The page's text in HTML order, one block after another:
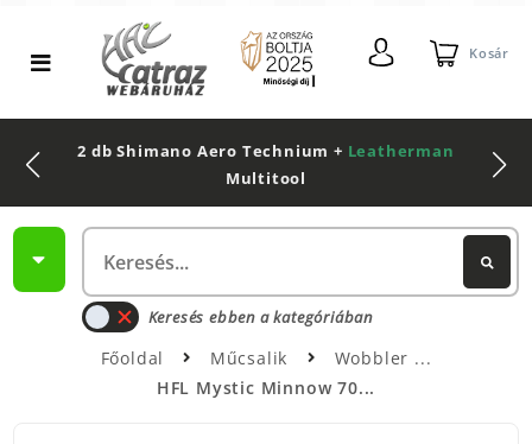
Kosár
2 db Shimano Aero Technium + Leatherman
Multitool
Keresés ebben a kategóriában
Főoldal Műcsalik
Wobbler
HFL Mystic Minnow 70...